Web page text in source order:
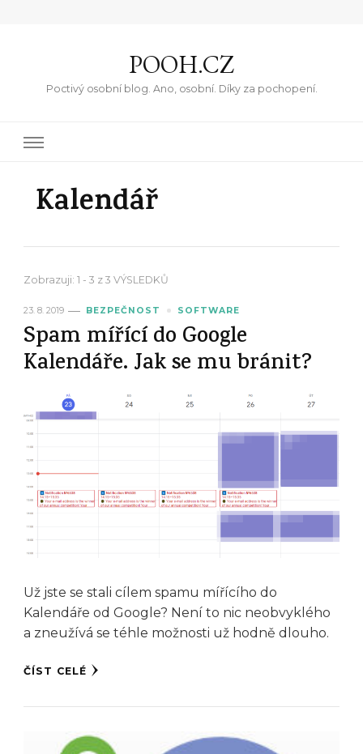
POOH.CZ
Poctivý osobní blog. Ano, osobní. Díky za pochopení.
Kalendář
Zobrazuji: 1 - 3 z 3 VÝSLEDKŮ
23. 8. 2019 BEZPEČNOST SOFTWARE
Spam mířící do Google
Kalendáře. Jak se mu bránit?
Už jste se stali cílem spamu mířícího do
Kalendáře od Google? Není to nic neobvyklého
a zneužívá se téhle možnosti už hodně dlouho.
ČÍST CELÉ